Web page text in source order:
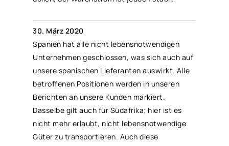
30. März 2020
Spanien hat alle nicht lebensnotwendigen
Unternehmen geschlossen, was sich auch auf
unsere spanischen Lieferanten auswirkt. Alle
betroffenen Positionen werden in unseren
Berichten an unsere Kunden markiert.
Dasselbe gilt auch für Südafrika; hier ist es
nicht mehr erlaubt, nicht lebensnotwendige
Güter zu transportieren. Auch diese